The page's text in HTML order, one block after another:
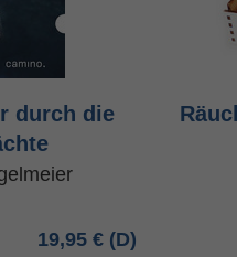
durch die
19,95 €